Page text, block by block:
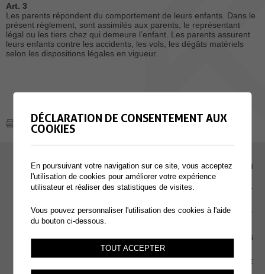
Art. 3
Les parents répondent du comportement de leurs enfants. Dans le
présent règlement, sont assimilés aux parents, le représentant
légal ou les tiers chez qui demeure l’enfant. Les parents assurent
leurs enfants contre les accidents, les vols, les dégâts matériels
selon les dispositions légales en vigueur.
EMPLOI
CONTACT
EXTRANET
MENTIONS LÉGALES
PLAN DU SITE
DÉCLARATION DE CONSENTEMENT AUX
COOKIES
En poursuivant votre navigation sur ce site, vous acceptez
l'utilisation de cookies pour améliorer votre expérience
utilisateur et réaliser des statistiques de visites.
Vous pouvez personnaliser l'utilisation des cookies à l'aide
du bouton ci-dessous.
TOUT ACCEPTER